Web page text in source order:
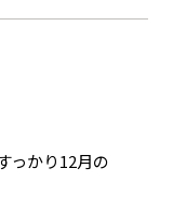
っかり12月の